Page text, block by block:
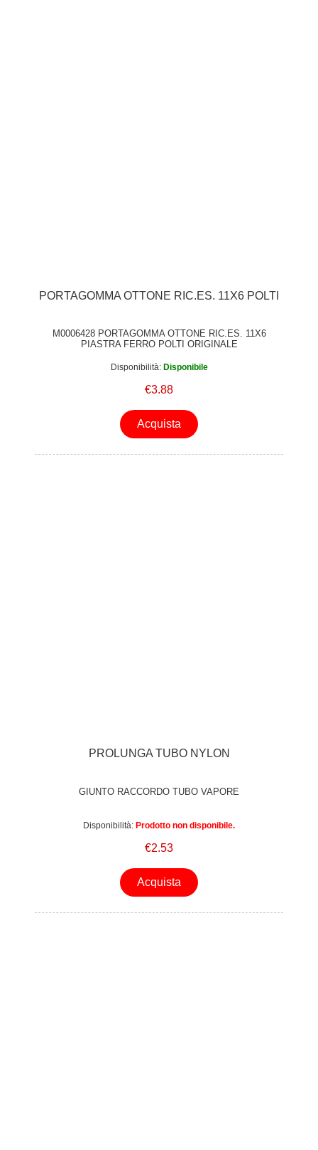
PORTAGOMMA OTTONE RIC.ES. 11X6 POLTI
M0006428 PORTAGOMMA OTTONE RIC.ES. 11X6
PIASTRA FERRO POLTI ORIGINALE
Disponibilità: Disponibile
€3.88
Acquista
PROLUNGA TUBO NYLON
GIUNTO RACCORDO TUBO VAPORE
Disponibilità: Prodotto non disponibile.
€2.53
Acquista